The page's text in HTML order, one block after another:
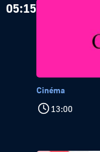
05:15
Cinéma
13:00